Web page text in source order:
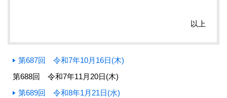
以上
第687回 令和7年10月16日(木)
第688回 令和7年11月20日(木)
第689回 令和8年1月21日(水)